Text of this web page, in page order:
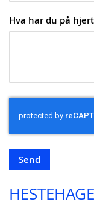
Hva har du på
Send